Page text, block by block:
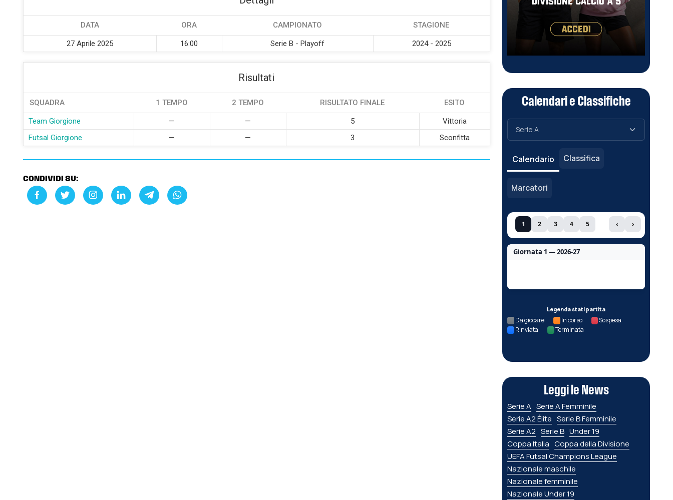
DATA ORA CAMPIONATO STAGIONE
27 Aprile 2025 16:00 Serie B - Playoff 2024 - 2025
Risultati
SQUADRA 1 TEMPO 2 TEMPO RISULTATO FINALE ESITO
Team Giorgione — — 5
Vittoria
Futsal Giorgione
— — 3 Sconfitta
CONDIVIDI SU:
Calendari e Classifiche
Calendario Classifica
Marcatori
1 2 3 4 5 ‹ ›
Giornata 1 — 2026-27
Legenda stati partita
Da giocare In corso
Sospesa
Rinviata
Terminata
Leggi le News
Serie A Serie A Femminile
Serie A2 Élite Serie B Femminile
Serie A2 Serie B Under 19
Coppa Italia Coppa della Divisione
UEFA Futsal Champions League
Nazionale maschile
Nazionale femminile
Nazionale Under 19